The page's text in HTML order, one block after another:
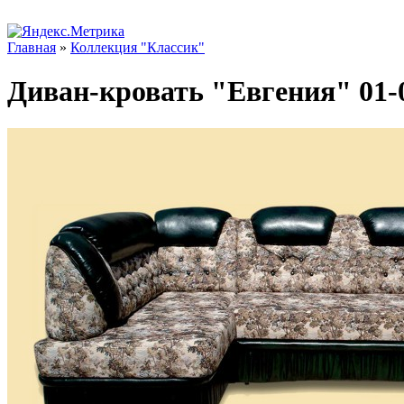
Главная » Коллекция "Классик"
Диван-кровать "Евгения"